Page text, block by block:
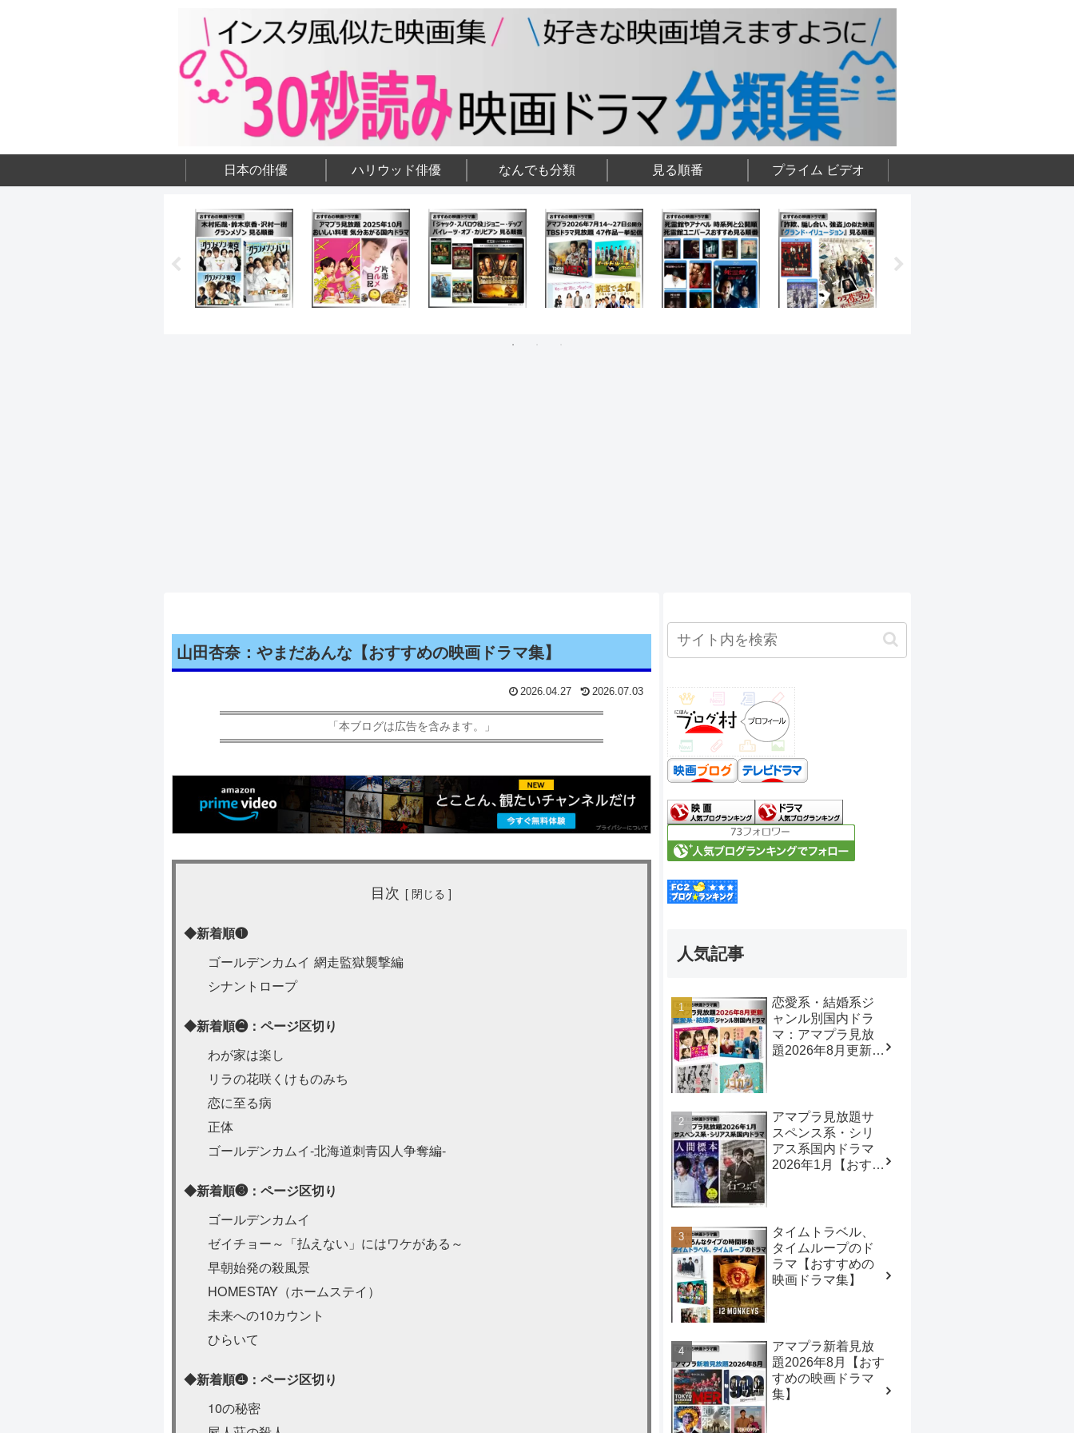
日本の俳優 ハリウッド俳優 なんでも分類 見る順番 プライム ビデオ
山田杏奈：やまだあんな【おすすめの映画ドラマ集】
2026.04.27 2026.07.03
「本ブログは広告を含みます。」
目次
◆新着順❶
ゴールデンカムイ 網走監獄襲撃編
シナントロープ
◆新着順❷：ページ区切り
わが家は楽し
リラの花咲くけものみち
恋に至る病
正体
ゴールデンカムイ-北海道刺青囚人争奪編-
◆新着順❸：ページ区切り
ゴールデンカムイ
ゼイチョー～「払えない」にはワケがある～
早朝始発の殺風景
HOMESTAY（ホームステイ）
未来への10カウント
ひらいて
◆新着順❹：ページ区切り
10の秘密
人気記事
恋愛系・結婚系ジ
ャンル別国内ドラ
マ：アマプラ見放
題2026年8月更新
アマプラ見放題サ
スペンス系・シリ
アス系国内ドラマ
2026年1月【おすす
タイムトラベル、
タイムループのド
ラマ【おすすめの
映画ドラマ集】
アマプラ新着見放
題2026年8月【おす
すめの映画ドラマ
集】